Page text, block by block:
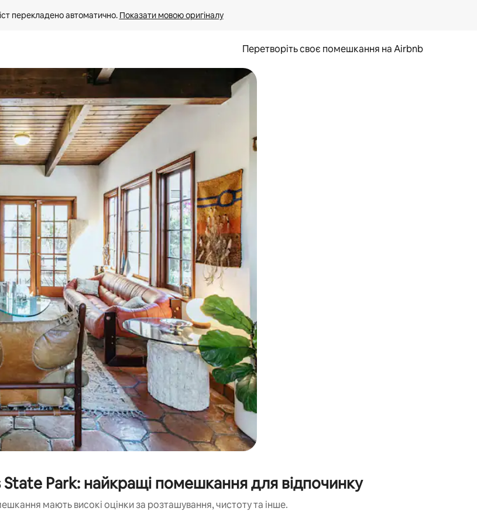
перекладено автоматично. Показати мовою оригіналу
Перетворіть своє помешкання на Airbnb
клавіші зі стрілками вгору та вниз або жести дотику та гортання.
Park: найкращі помешкання для відпочинку
мають високі оцінки за розташування, чистоту та інше.